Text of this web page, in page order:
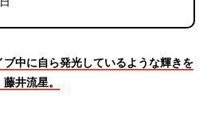
中に自ら発光しているような輝きを
井流星。